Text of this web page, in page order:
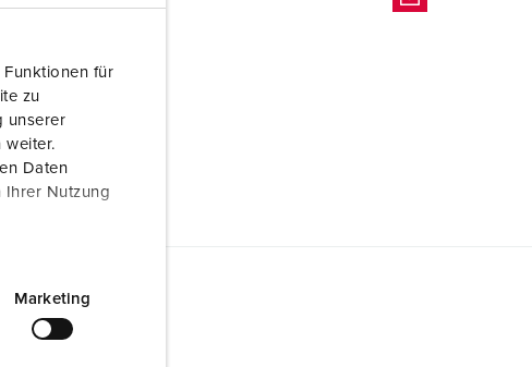
für
zu
unserer
weiter.
Daten
Ihrer Nutzung
Marketing